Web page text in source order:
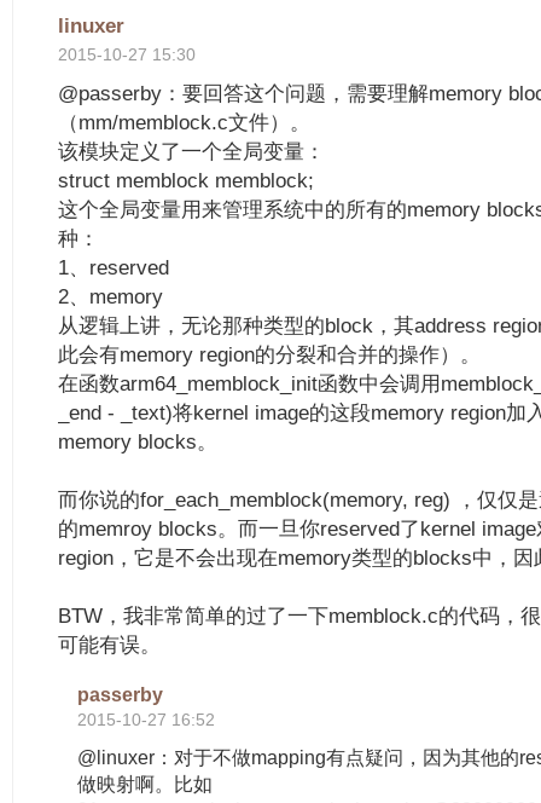
linuxer
2015-10-27 15:30
@passerby：要回答这个问题，需要理解memory
（mm/memblock.c文件）。
该模块定义了一个全局变量：
struct memblock memblock;
这个全局变量用来管理系统中的所有的memory
种：
1、reserved
2、memory
从逻辑上讲，无论那种类型的block，其address
此会有memory region的分裂和合并的操作）。
在函数arm64_memblock_init函数中会调用
_end - _text)将kernel image的这段memory region加
memory blocks。
而你说的for_each_memblock(memory, reg) ，仅仅
的memroy blocks。而一旦你reserved了kernel
region，它是不会出现在memory类型的blocks中，
BTW，我非常简单的过了一下memblock.c的代码，
可能有误。
passerby
2015-10-27 16:52
@linuxer：对于不做mapping有点疑问，因为其他的
做映射啊。比如